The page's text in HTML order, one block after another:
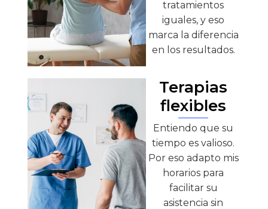
tratamientos
iguales, y eso
marca la diferencia
en los resultados.
Terapias
flexibles
Entiendo que su
tiempo es valioso.
Por eso adapto mis
horarios para
facilitar su
asistencia sin